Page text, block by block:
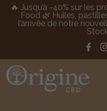
🔥 Jusqu’à -40% sur les
Food 🌿 Huiles,
l’arrivée de notre